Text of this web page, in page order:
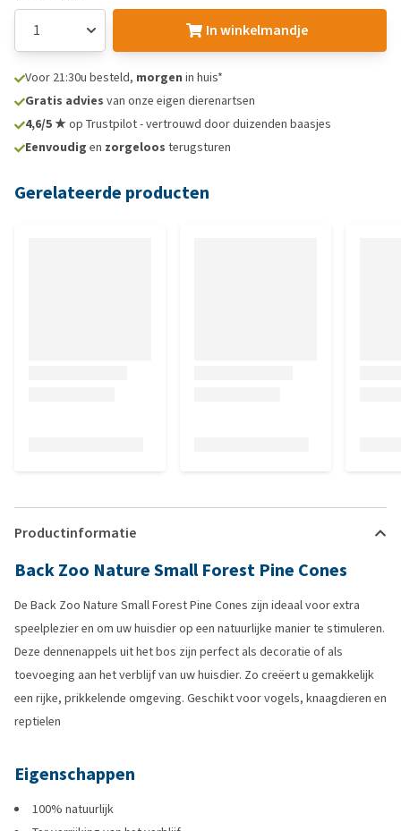
In winkelmandje
Voor 21:30u besteld, morgen in huis*
Gratis advies van onze eigen dierenartsen
4,6/5 ★op Trustpilot - vertrouwd door duizenden baasjes
Eenvoudig en zorgeloos terugsturen
Gerelateerde producten
Productinformatie
Back Zoo Nature Small Forest Pine Cones
De Back Zoo Nature Small Forest Pine Cones zijn ideaal voor extra
speelplezier en om uw huisdier op een natuurlijke manier te stimuleren.
Deze dennenappels uit het bos zijn perfect als decoratie of als
toevoeging aan het verblijf van uw huisdier. Zo creëert u gemakkelijk
een rijke, prikkelende omgeving. Geschikt voor vogels, knaagdieren en
reptielen
Eigenschappen
100% natuurlijk